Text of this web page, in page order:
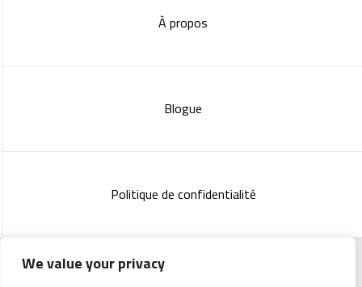
We value your privacy
À propos
Blogue
Politique de confidentialité